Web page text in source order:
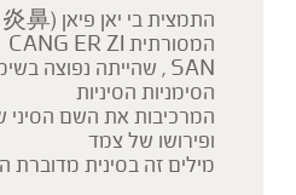
המסורתית CANG ER ZI
הסימניות הסיניות
ופירושו של צמד
מילים זה בסינית מדוברת